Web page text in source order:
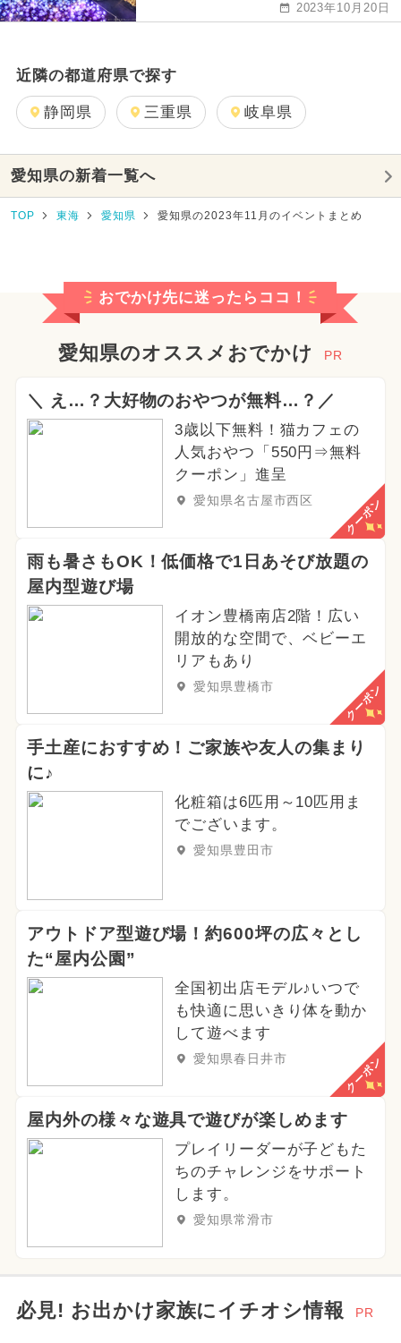
2023年10月20日
近隣の都道府県で探す
静岡県 三重県 岐阜県
愛知県の新着一覧へ
TOP 東海 愛知県 愛知県の2023年11月のイベントまとめ
おでかけ先に迷ったらココ！
愛知県のオススメおでかけ PR
＼ え…？大好物のおやつが無料…？／
3歳以下無料！猫カフェの
人気おやつ「550円⇒無料
クーポン」進呈
愛知県名古屋市西区 クーポン
雨も暑さもOK！低価格で1日あそび放題の
屋内型遊び場
イオン豊橋南店2階！広い
開放的な空間で、ベビーエ
リアもあり
愛知県豊橋市 クーポン
手土産におすすめ！ご家族や友人の集まり
に♪
化粧箱は6匹用～10匹用ま
でございます。
愛知県豊田市
アウトドア型遊び場！約600坪の広々とし
た“屋内公園”
全国初出店モデル♪いつで
も快適に思いきり体を動か
して遊べます
愛知県春日井市 クーポン
屋内外の様々な遊具で遊びが楽しめます
プレイリーダーが子どもた
ちのチャレンジをサポート
します。
愛知県常滑市
必見! お出かけ家族にイチオシ情報 PR